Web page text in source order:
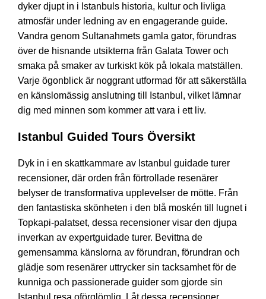
dyker djupt in i Istanbuls historia, kultur och livliga
atmosfär under ledning av en engagerande guide.
Vandra genom Sultanahmets gamla gator, förundras
över de hisnande utsikterna från Galata Tower och
smaka på smaker av turkiskt kök på lokala matställen.
Varje ögonblick är noggrant utformad för att säkerställa
en känslomässig anslutning till Istanbul, vilket lämnar
dig med minnen som kommer att vara i ett liv.
Istanbul Guided Tours Översikt
Dyk in i en skattkammare av Istanbul guidade turer
recensioner, där orden från förtrollade resenärer
belyser de transformativa upplevelser de mötte. Från
den fantastiska skönheten i den blå moskén till lugnet i
Topkapi-palatset, dessa recensioner visar den djupa
inverkan av expertguidade turer. Bevittna de
gemensamma känslorna av förundran, förundran och
glädje som resenärer uttrycker sin tacksamhet för de
kunniga och passionerade guider som gjorde sin
Istanbul resa oförglömlig. Låt dessa recensioner